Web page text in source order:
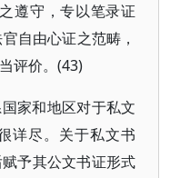
遵守，专以笔录证
自由心证之范畴，
评价。(43)
家和地区对于私文
详尽。关于私文书
予其公文书证形式